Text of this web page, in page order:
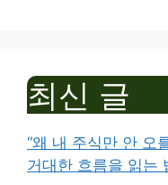
최신 글
“왜 내 주식만 안 오
거대한 흐름을 읽는